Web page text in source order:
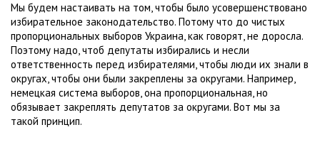
Мы будем настаивать на том, чтобы было усовершенствовано
избирательное законодательство. Потому что до чистых
пропорциональных выборов Украина, как говорят, не доросла.
Поэтому надо, чтоб депутаты избирались и несли
ответственность перед избирателями, чтобы люди их знали в
округах, чтобы они были закреплены за округами. Например,
немецкая система выборов, она пропорциональная, но
обязывает закреплять депутатов за округами. Вот мы за
такой принцип.